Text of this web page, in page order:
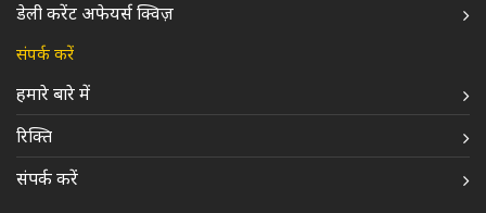
डेली करेंट अफेयर्स क्विज़
संपर्क करें
हमारे बारे में
रिक्ति
संपर्क करें